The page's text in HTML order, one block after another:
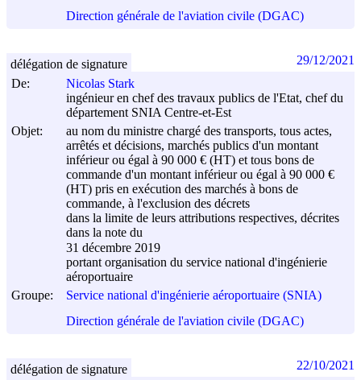
Direction générale de l'aviation civile (DGAC)
De:
Nicolas Stark
ingénieur en chef des travaux publics de l'Etat, chef du
département SNIA Centre-et-Est
Objet:
au nom du ministre chargé des transports, tous actes,
arrêtés et décisions, marchés publics d'un montant
inférieur ou égal à 90 000 € (HT) et tous bons de
commande d'un montant inférieur ou égal à 90 000 €
(HT) pris en exécution des marchés à bons de
commande, à l'exclusion des décrets
dans la limite de leurs attributions respectives, décrites
dans la note du
31 décembre 2019
portant organisation du service national d'ingénierie
aéroportuaire
Groupe:
Service national d'ingénierie aéroportuaire (SNIA)
Direction générale de l'aviation civile (DGAC)
délégation de signature 29/12/2021
délégation de signature 22/10/2021